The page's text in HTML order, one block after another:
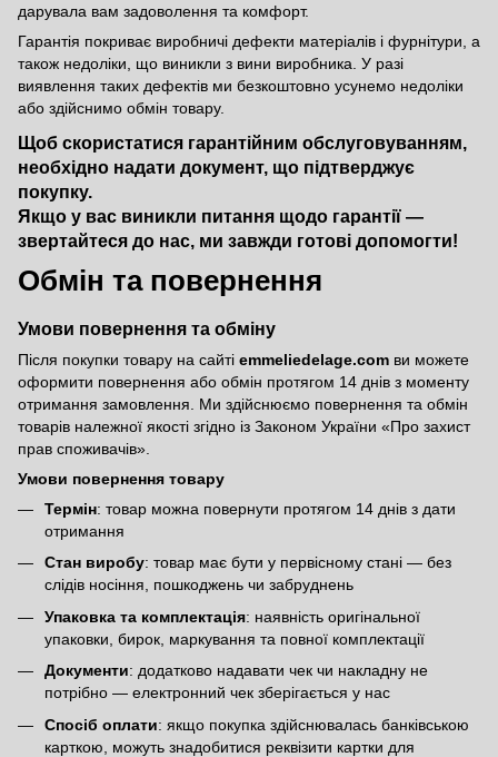
дарувала вам задоволення та комфорт.
Гарантія покриває виробничі дефекти матеріалів і фурнітури, а
також недоліки, що виникли з вини виробника. У разі
виявлення таких дефектів ми безкоштовно усунемо недоліки
або здійснимо обмін товару.
Щоб скористатися гарантійним обслуговуванням,
необхідно надати документ, що підтверджує
покупку.
Якщо у вас виникли питання щодо гарантії —
звертайтеся до нас, ми завжди готові допомогти!
Обмін та повернення
Умови повернення та обміну
Після покупки товару на сайті emmeliedelage.com ви можете
оформити повернення або обмін протягом 14 днів з моменту
отримання замовлення. Ми здійснюємо повернення та обмін
товарів належної якості згідно із Законом України «Про захист
прав споживачів»
Умови повернення товару
Термін: товар можна повернути протягом 14 днів з дати
отримання
Стан виробу: товар має бути у первісному стані — без
слідів носіння, пошкоджень чи забруднень
Упаковка та комплектація: наявність оригінальної
упаковки, бирок, маркування та повної комплектації
Документи: додатково надавати чек чи накладну не
потрібно — електронний чек зберігається у нас
Спосіб оплати: якщо покупка здійснювалась банківською
карткою, можуть знадобитися реквізити картки для